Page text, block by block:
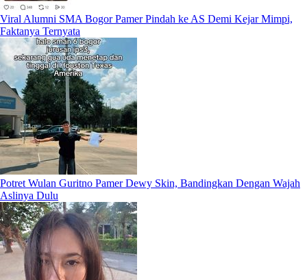
Viral Alumni SMA Bogor Pamer Pindah ke AS Demi Kejar Mimpi,
Faktanya Ternyata
Potret Wulan Guritno Pamer Dewy Skin, Bandingkan Dengan Wajah
Aslinya Dulu